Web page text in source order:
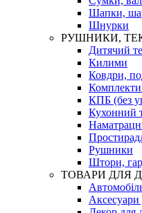
Шапки,
Шнурки
РУШНИКИ,
Дитячий
Килими
Ковдри,
Комплекти
КПБ (без
Кухонний
Рушники
Штори,
ТОВАРИ ДЛЯ
Аксесуари